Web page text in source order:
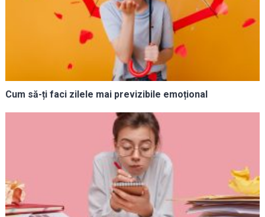
Cum să-ți faci zilele mai previzibile emoțional